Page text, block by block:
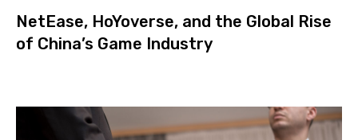
NetEase, HoYoverse, and the Global Rise
of China’s Game Industry